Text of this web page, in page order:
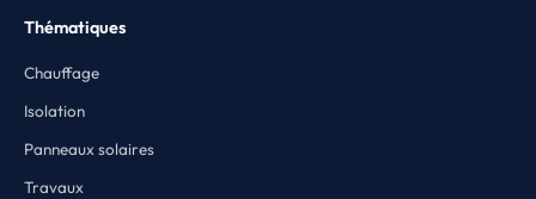
Thématiques
Chauffage
Isolation
Panneaux solaires
Travaux